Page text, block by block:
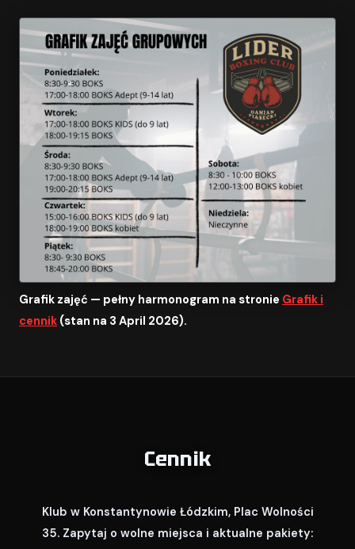
Grafik zajęć — pełny harmonogram na stronie Grafik i
cennik (stan na 3 April 2026).
Cennik
Klub w Konstantynowie Łódzkim, Plac Wolności
35. Zapytaj o wolne miejsca i aktualne pakiety: